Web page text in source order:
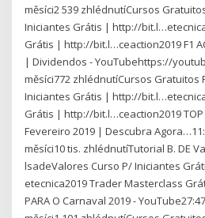
měsíci2 539 zhlédnutíCursos
Iniciantes Grátis | http://
Grátis | http://bit.l…ceaction2019 F1
| Dividendos - YouTubehttps://
měsíci772 zhlédnutíCursos Gratuitos
Iniciantes Grátis | http://
Grátis | http://bit.l…ceaction2019 TOP
Fevereiro 2019 | Descubra
měsíci10 tis. zhlédnutíTutorial B. DE
lsadeValores Curso P/ Iniciantes
etecnica2019 Trader Masterclass
PARA O Carnaval 2019 -